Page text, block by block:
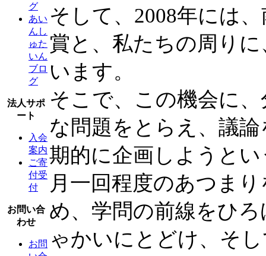
グ
あい
んし
ゅた
いん
ブロ
グ
法人サポ
ート
入会
案内
ご寄
付受
付
お問い合
わせ
お問
そして、2008年には
賞と、私たちの周り
います。
そこで、この機会に
な問題をとらえ、議
期的に企画しようと
月一回程度のあつま
め、学問の前線をひ
ゃかいにとどけ、そ